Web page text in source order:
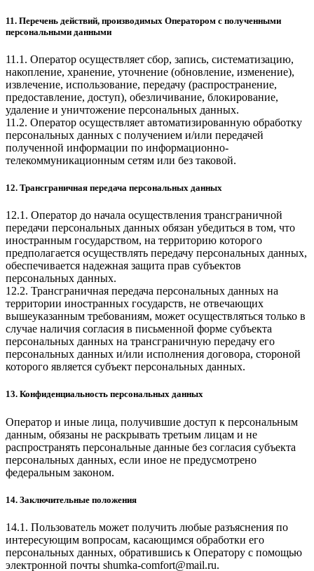
11. Перечень действий, производимых Оператором с полученными
персональными данными
11.1. Оператор осуществляет сбор, запись, систематизацию,
накопление, хранение, уточнение (обновление, изменение),
извлечение, использование, передачу (распространение,
предоставление, доступ), обезличивание, блокирование,
удаление и уничтожение персональных данных.
11.2. Оператор осуществляет автоматизированную обработку
персональных данных с получением и/или передачей
полученной информации по информационно-
телекоммуникационным сетям или без таковой.
12. Трансграничная передача персональных данных
12.1. Оператор до начала осуществления трансграничной
передачи персональных данных обязан убедиться в том, что
иностранным государством, на территорию которого
предполагается осуществлять передачу персональных данных,
обеспечивается надежная защита прав субъектов
персональных данных.
12.2. Трансграничная передача персональных данных на
территории иностранных государств, не отвечающих
вышеуказанным требованиям, может осуществляться только в
случае наличия согласия в письменной форме субъекта
персональных данных на трансграничную передачу его
персональных данных и/или исполнения договора, стороной
которого является субъект персональных данных.
13. Конфиденциальность персональных данных
Оператор и иные лица, получившие доступ к персональным
данным, обязаны не раскрывать третьим лицам и не
распространять персональные данные без согласия субъекта
персональных данных, если иное не предусмотрено
федеральным законом.
14. Заключительные положения
14.1. Пользователь может получить любые разъяснения по
интересующим вопросам, касающимся обработки его
персональных данных, обратившись к Оператору с помощью
электронной почты shumka-comfort@mail.ru.